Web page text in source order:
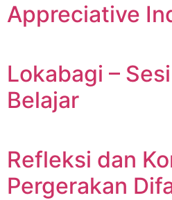
Appreciative
Lokabagi –
Belajar
Refleksi dan
Pergerakan